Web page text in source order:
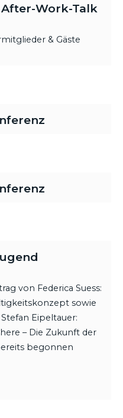
Work-Talk
& Gäste
von Federica Suess:
sowie
Eipeltauer:
– Die Zukunft der
begonnen